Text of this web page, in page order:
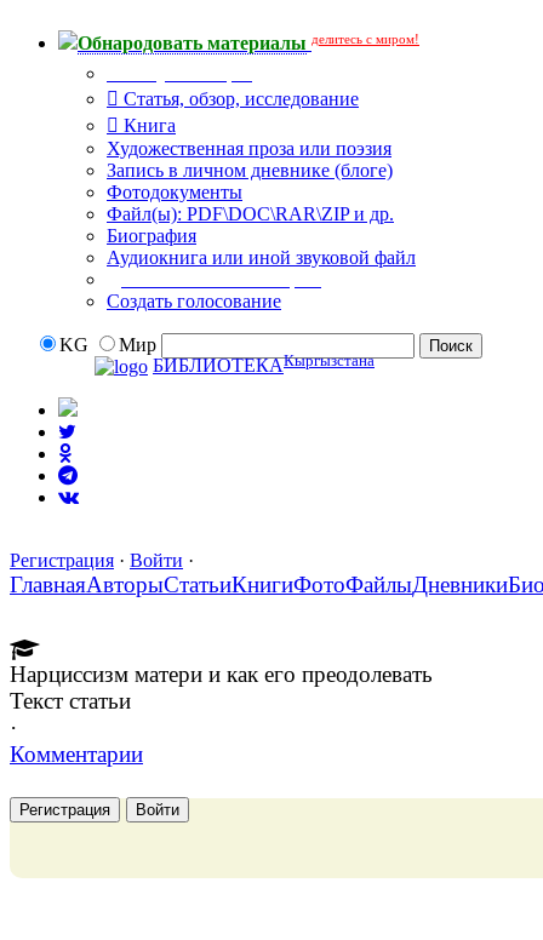
Обнародовать материалы делитесь с миром!
Статья, обзор, исследование
Книга
Художественная проза или поэзия
Запись в личном дневнике (блоге)
Фотодокументы
Файл(ы): PDF\DOC\RAR\ZIP и др.
Биография
Аудиокнига или иной звуковой файл
Создать голосование
KG
Мир
БИБЛИОТЕКАКыргызстана
Регистрация · Войти ·
ГлавнаяАвторыСтатьиКнигиФотоФайлыДневники
Нарциссизм матери и как его преодолевать
Текст статьи
·
Комментарии
Регистрация Войти